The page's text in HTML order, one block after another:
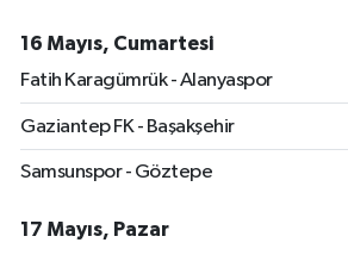
16 Mayıs, Cumartesi
Fatih Karagümrük - Alanyaspor
Gaziantep FK - Başakşehir
Samsunspor - Göztepe
17 Mayıs, Pazar